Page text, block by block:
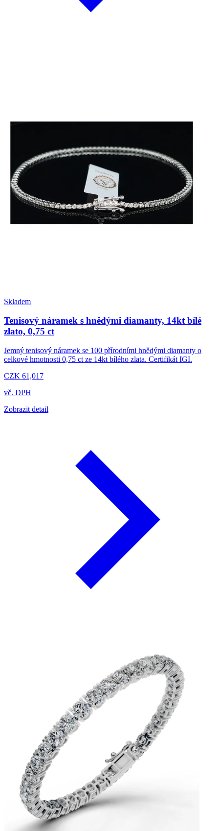
Skladem
Tenisový náramek s hnědými diamanty, 14kt bílé
zlato, 0,75 ct
Jemný tenisový náramek se 100 přírodními hnědými diamanty o
celkové hmotnosti 0,75 ct ze 14kt bílého zlata. Certifikát IGI.
CZK 61,017
vč. DPH
Zobrazit detail